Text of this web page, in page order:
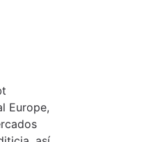
Europe,